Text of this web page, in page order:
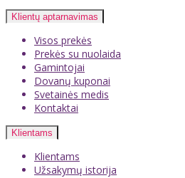
Klientų aptarnavimas
Visos prekės
Prekės su nuolaida
Gamintojai
Dovanų kuponai
Svetainės medis
Kontaktai
Klientams
Klientams
Užsakymų istorija